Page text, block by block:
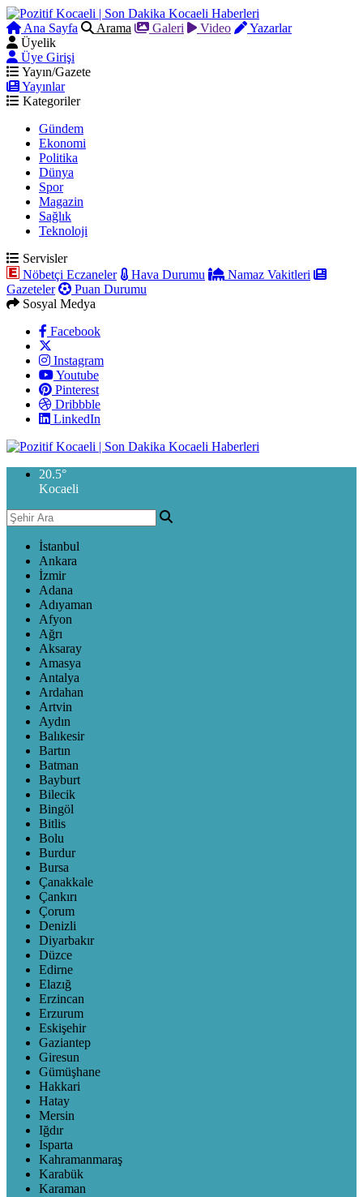
Ana Sayfa Arama Galeri Video
Yazarlar
Üyelik
Üye Girişi
Yayın/Gazete
Yayınlar
Kategoriler
Gündem
Ekonomi
Politika
Dünya
Spor
Magazin
Sağlık
Teknoloji
Servisler
Nöbetçi Eczaneler
Hava Durumu
Namaz Vakitleri
Gazeteler
Puan Durumu
Sosyal Medya
Facebook
Instagram
Youtube
Pinterest
Dribbble
LinkedIn
20.5°
Kocaeli
İstanbul
Ankara
İzmir
Adana
Adıyaman
Afyon
Ağrı
Aksaray
Amasya
Antalya
Ardahan
Artvin
Aydın
Balıkesir
Bartın
Batman
Bayburt
Bilecik
Bingöl
Bitlis
Bolu
Burdur
Bursa
Çanakkale
Çankırı
Çorum
Denizli
Diyarbakır
Düzce
Edirne
Elazığ
Erzincan
Erzurum
Eskişehir
Gaziantep
Giresun
Gümüşhane
Hakkari
Hatay
Mersin
Iğdır
Isparta
Kahramanmaraş
Karabük
Karaman